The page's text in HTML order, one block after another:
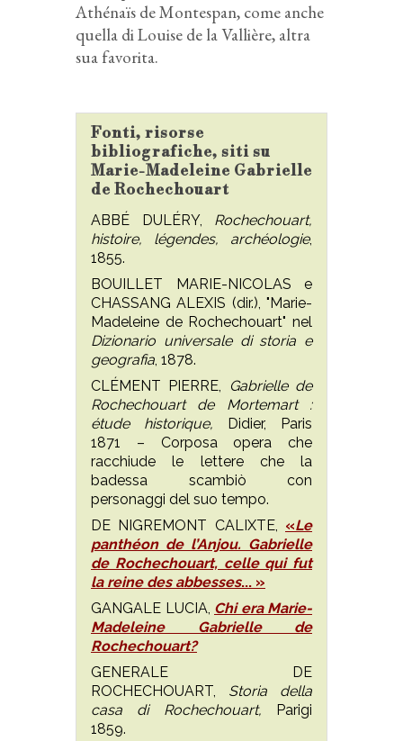
Athénaïs de Montespan, come anche
quella di Louise de la Vallière, altra
sua favorita.
Fonti, risorse
bibliografiche, siti su
Marie-Madeleine Gabrielle
de Rochechouart
ABBÉ DULÉRY, Rochechouart,
histoire, légendes, archéologie,
1855.
BOUILLET MARIE-NICOLAS e
CHASSANG ALEXIS (dir.), "Marie-
Madeleine de Rochechouart" nel
Dizionario universale di storia e
geografia, 1878.
CLÉMENT PIERRE,
Gabrielle de
Rochechouart de Mortemart :
étude historique, Didier, Paris
1871 – Corposa opera che
racchiude le lettere che la
badessa scambiò con
personaggi del suo tempo.
DE NIGREMONT CALIXTE, «Le
panthéon de l’Anjou. Gabrielle
de Rochechouart, celle qui fut
la reine des abbesses... »
GANGALE LUCIA, Chi era Marie-
Madeleine Gabrielle de
Rochechouart?
GENERALE DE
ROCHECHOUART, Storia della
casa di Rochechouart, Parigi
1859.